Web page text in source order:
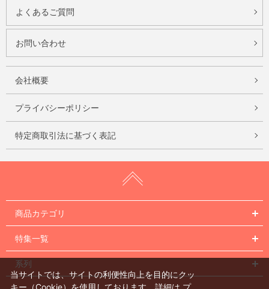
よくあるご質問
お問い合わせ
会社概要
プライバシーポリシー
特定商取引法に基づく表記
商品カテゴリ
特集一覧
系列
当サイトでは、サイトの利便性向上を目的にクッ